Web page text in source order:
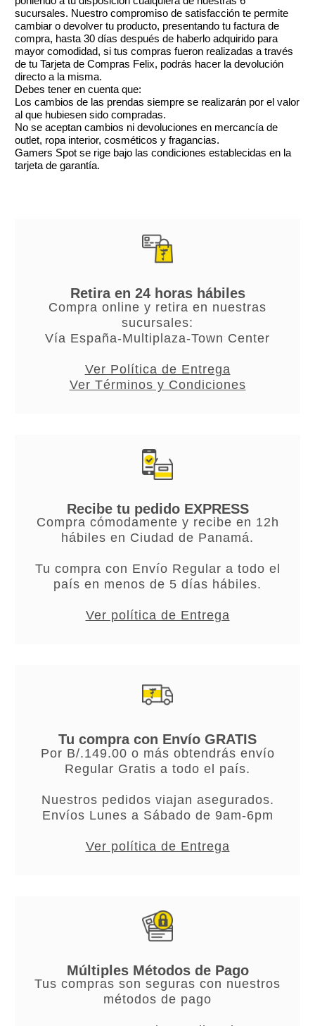
sucursales. Nuestro compromiso de satisfacción te permite
cambiar o devolver tu producto, presentando tu factura de
compra, hasta 30 días después de haberlo adquirido para
mayor comodidad, si tus compras fueron realizadas a través
de tu Tarjeta de Compras Felix, podrás hacer la devolución
directo a la misma.
Debes tener en cuenta que:
Los cambios de las prendas siempre se realizarán por el valor
al que hubiesen sido compradas.
No se aceptan cambios ni devoluciones en mercancía de
outlet, ropa interior, cosméticos y fragancias.
Gamers Spot se rige bajo las condiciones establecidas en la
tarjeta de garantía.
Retira en 24 horas hábiles
Compra online y retira en nuestras
sucursales:
Vía España-Multiplaza-Town Center
Ver Política de Entrega
Ver Términos y Condiciones
Recibe tu pedido EXPRESS
Compra cómodamente y recibe en 12h
hábiles en Ciudad de Panamá.
Tu compra con Envío Regular a todo el
país en menos de 5 días hábiles.
Ver política de Entrega
Tu compra con Envío GRATIS
Por B/.149.00 o más obtendrás envío
Regular Gratis a todo el país.
Nuestros pedidos viajan asegurados.
Envíos Lunes a Sábado de 9am-6pm
Ver política de Entrega
Múltiples Métodos de Pago
Tus compras son seguras con nuestros
métodos de pago